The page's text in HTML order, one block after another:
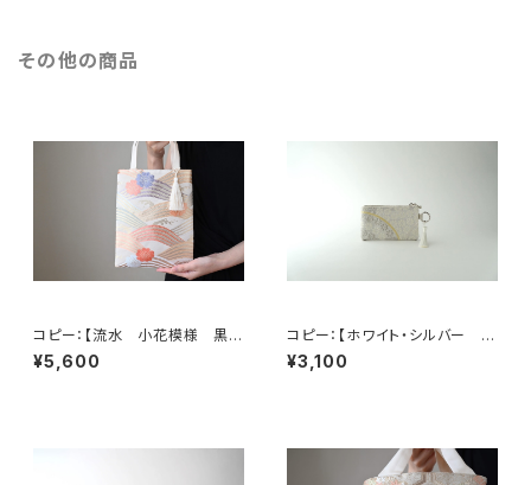
その他の商品
コピー：【流水 小花模様 黒
シルク 帯リメイク ミニサブバッ
ク フォーマルバック】日常使い、
¥5,600
コピー：【ホワイト・シルバー シ
ルク帯 リメイク バッグチャー
ム型ミニポーチ】カードケース、
¥3,100